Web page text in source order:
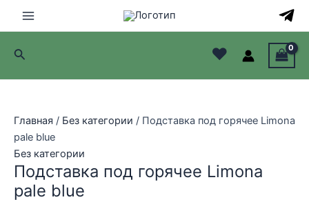
Main
Menu
Поиск ♥
Главная / Без категории / Подставка под горячее Limona
pale blue
Без категории
Подставка под горячее Limona
pale blue